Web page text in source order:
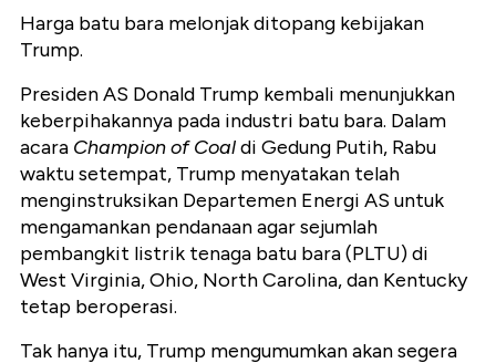
Harga batu bara melonjak ditopang kebijakan
Trump.
Presiden AS Donald Trump kembali menunjukkan
keberpihakannya pada industri batu bara. Dalam
acara Champion of Coaldi Gedung Putih, Rabu
waktu setempat, Trump menyatakan telah
menginstruksikan Departemen Energi AS untuk
mengamankan pendanaan agar sejumlah
pembangkit listrik tenaga batu bara (PLTU) di
West Virginia, Ohio, North Carolina, dan Kentucky
tetap beroperasi.
Tak hanya itu, Trump mengumumkan akan segera